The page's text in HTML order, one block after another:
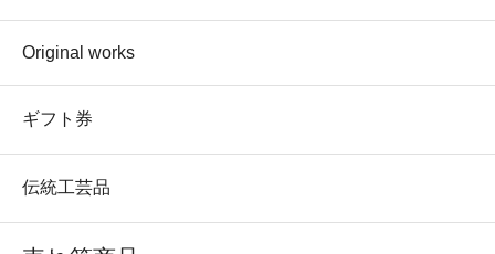
Original works
ギフト券
伝統工芸品